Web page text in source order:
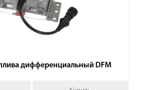
дифференциальный DFM